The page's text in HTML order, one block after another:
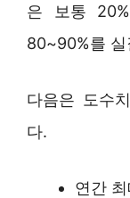
은 보통
80~90%를 실
다음은 도수
다.
연간